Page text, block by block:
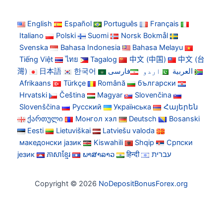
English Español Português
Français
Italiano
Polski Suomi
Norsk Bokmål
Svenska
Bahasa Indonesia
Bahasa Melayu
Tiếng Việt
ไทย Tagalog 中文 (中国)
中文 (台
灣)
日本語 한국어 العربية اردو
فارسی
Afrikaans
Türkçe Română
български
Hrvatski
Čeština Magyar
Slovenčina
Slovenščina
Русский Українська
Հայերեն
ქართული
Монгол хэл Deutsch
Bosanski
Eesti
Lietuviškai
Latviešu valoda
македонски јазик
Kiswahili Shqip
Српски
језик
ភាសាខ្មែរ ພາສາລາວ हिन्दी עברית
Copyright © 2026 NoDepositBonusForex.org